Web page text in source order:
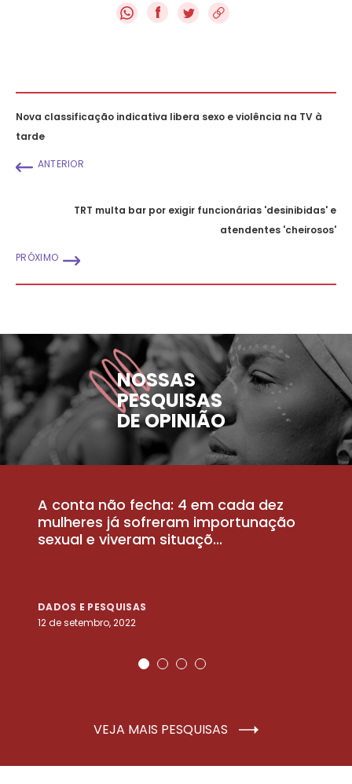
f
Nova classificação indicativa libera sexo e violência na TV à
tarde
ANTERIOR
TRT multa bar por exigir funcionárias 'desinibidas' e
atendentes 'cheirosos'
PRÓXIMO
NOSSAS
PESQUISAS
DE OPINIÃO
A conta não fecha: 4 em cada dez
mulheres já sofreram importunação
sexual e viveram situaçõ...
DADOS E PESQUISAS
12 de setembro, 2022
VEJA MAIS PESQUISAS